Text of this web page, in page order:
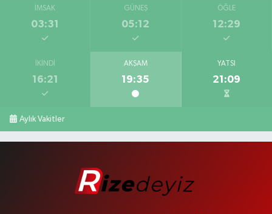
İMSAK
03:31
GÜNEŞ
05:12
ÖĞLE
12:29
İKINDI
16:21
AKŞAM
19:35
YATSI
21:09
Aylık Vakitler